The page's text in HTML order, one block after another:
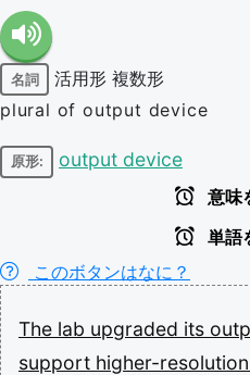
名詞 活用形 複数形
plural of output device
原形: output device
意味
単語
このボタンはなに？
The lab upgraded its
support higher-resolution